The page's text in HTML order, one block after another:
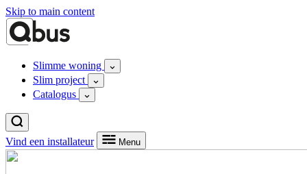
Skip to main content
Slimme woning
Slim project
Catalogus
Vind een installateur Menu